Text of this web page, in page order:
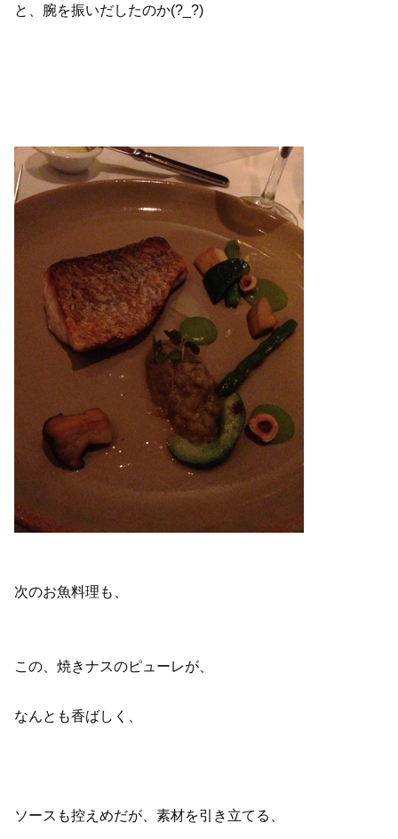
と、腕を振いだしたのか(?_?)
次のお魚料理も、
この、焼きナスのピューレが、
なんとも香ばしく、
ソースも控えめだが、素材を引き立てる、